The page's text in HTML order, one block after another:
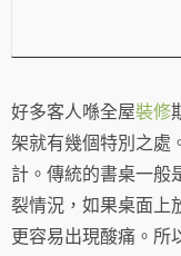
好多客人喺全屋裝修
架就有幾個特別之處
計。傳統的書桌一般
裂情況，如果桌面上
更容易出現酸痛。所